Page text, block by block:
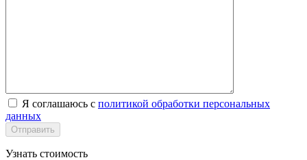
Я соглашаюсь с политикой обработки персональных
данных
Отправить
Узнать стоимость